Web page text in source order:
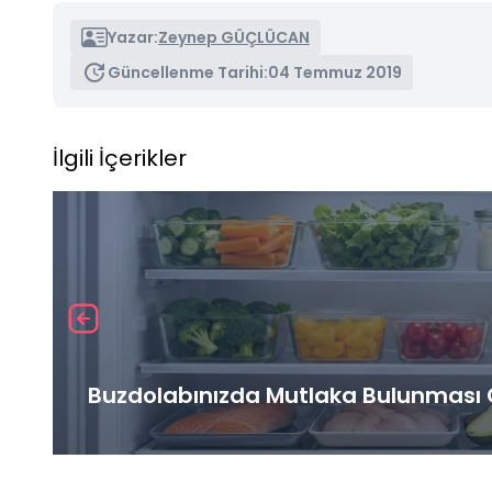
Yazar:Zeynep GÜÇLÜCAN
Güncellenme Tarihi:04 Temmuz 2019
İlgili İçerikler
Buzdolabınızda Mutlaka Bulunması